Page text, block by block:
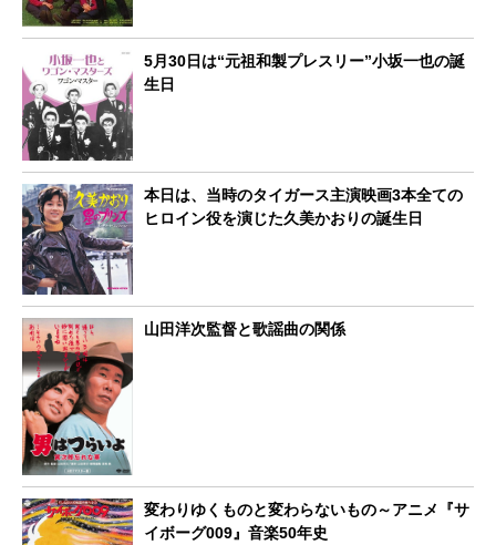
5月30日は“元祖和製プレスリー”小坂一也の誕
生日
本日は、当時のタイガース主演映画3本全ての
ヒロイン役を演じた久美かおりの誕生日
山田洋次監督と歌謡曲の関係
変わりゆくものと変わらないもの～アニメ『サ
イボーグ009』音楽50年史